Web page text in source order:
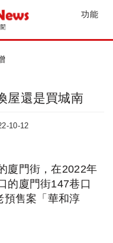
功能
...
屋還是買城南
10-12
廈門街，在2022年
的廈門街147巷口
預售案「華和淳